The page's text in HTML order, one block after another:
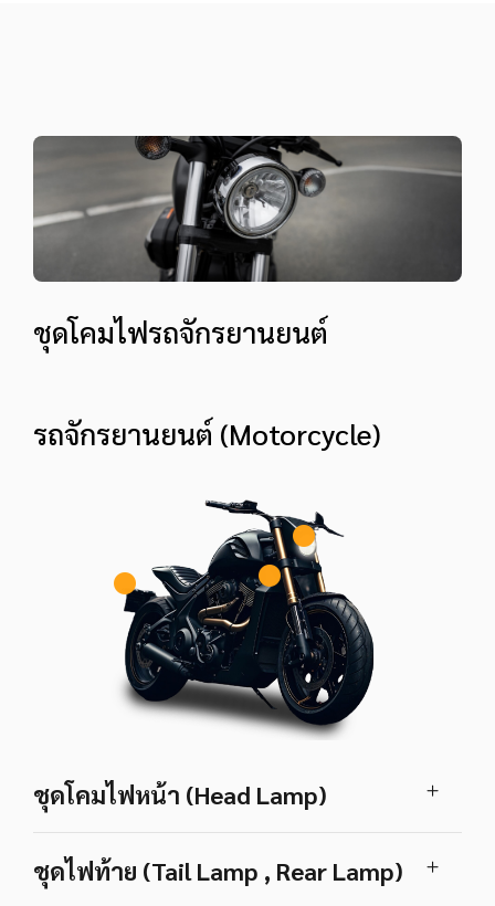
ชุดโคมไฟรถจักรยานยนต์
รถจักรยานยนต์ (Motorcycle)
ชุดโคมไฟหน้า (Head Lamp)
ชุดไฟท้าย (Tail Lamp , Rear Lamp)